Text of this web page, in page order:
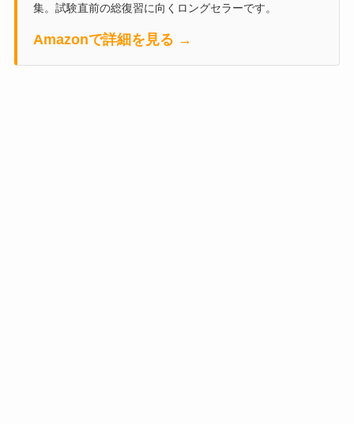
集。試験直前の総復習に向くロングセラーです。
Amazonで詳細を見る →